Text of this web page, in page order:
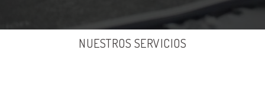
NUESTROS SERVICIOS